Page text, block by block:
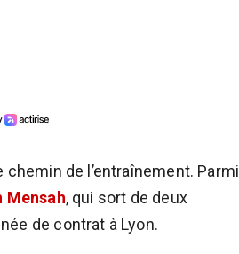
de l’entraînement. Parmi
Mensah, qui sort de deux
de contrat à Lyon.